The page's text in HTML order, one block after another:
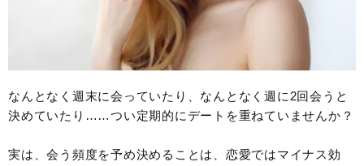
なんとなく週末に会っていたり、なんとなく週に2回会うと
決めていたり……つい定期的にデートを重ねていませんか？
実は、会う頻度を予め決めることは、恋愛ではマイナス効